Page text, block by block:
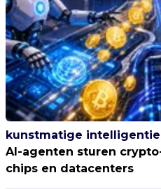
kunstmatige intelligentie
AI-agenten sturen
chips en datacenters